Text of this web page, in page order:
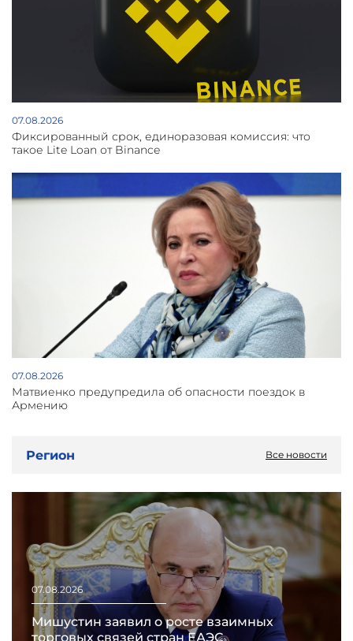
07.08.2026
Фиксированный срок, единоразовая комиссия: что
такое Lite Loan от Binance
07.08.2026
Матвиенко предупредила об опасности поездок в
Армению
Регион Все новости
07.08.2026
Мишустин заявил о росте взаимных
торговых связей стран ЕАЭС